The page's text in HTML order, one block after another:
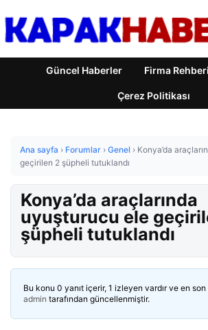
Güncel Haberler Firma Rehberi
Çerez Politikası
Ana sayfa › Forumlar › Genel › Konya’da
geçirilen 2 şüpheli tutuklandı
Konya’da araçlarında
uyuşturucu ele
şüpheli tutuklandı
Bu konu 0 yanıt içerir, 1 izleyen vardır ve en son
admin tarafından güncellenmiştir.